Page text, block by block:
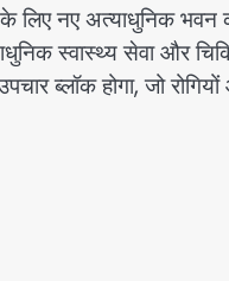
लिए नए अत्याधुनिक भवन
स्वास्थ्य सेवा और
ब्लॉक होगा, जो